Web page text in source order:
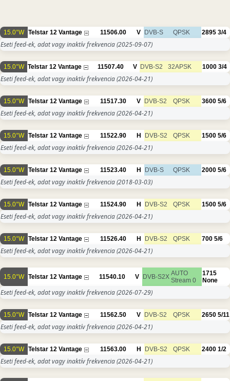
15.0°W Telstar 12 Vantage 11506.00 V DVB-S QPSK 2895 3/4
Eseti feed-ek, adat vagy inaktív frekvencia(2025-09-07)
15.0°W Telstar 12 Vantage 11507.40 V DVB-S2 32APSK 1000 3/4
Eseti feed-ek, adat vagy inaktív frekvencia(2026-04-21)
15.0°W Telstar 12 Vantage 11517.30 V DVB-S2 QPSK 3600 5/6
Eseti feed-ek, adat vagy inaktív frekvencia(2026-04-21)
15.0°W Telstar 12 Vantage 11522.90 H DVB-S2 QPSK 1500 5/6
Eseti feed-ek, adat vagy inaktív frekvencia(2026-04-21)
15.0°W Telstar 12 Vantage 11523.40 H DVB-S QPSK 2000 5/6
Eseti feed-ek, adat vagy inaktív frekvencia(2018-03-03)
15.0°W Telstar 12 Vantage 11524.90 H DVB-S2 QPSK 1500 5/6
Eseti feed-ek, adat vagy inaktív frekvencia(2026-04-21)
15.0°W Telstar 12 Vantage 11526.40 H DVB-S2 QPSK 700 5/6
Eseti feed-ek, adat vagy inaktív frekvencia(2026-04-21)
15.0°W Telstar 12 Vantage 11540.10 V DVB-S2X AUTO
Stream 0
1715
None
Eseti feed-ek, adat vagy inaktív frekvencia(2026-07-29)
15.0°W Telstar 12 Vantage 11562.50 V DVB-S2 QPSK 2650 5/11
Eseti feed-ek, adat vagy inaktív frekvencia(2026-04-21)
15.0°W Telstar 12 Vantage 11563.00 H DVB-S2 QPSK 2400 1/2
Eseti feed-ek, adat vagy inaktív frekvencia(2026-04-21)